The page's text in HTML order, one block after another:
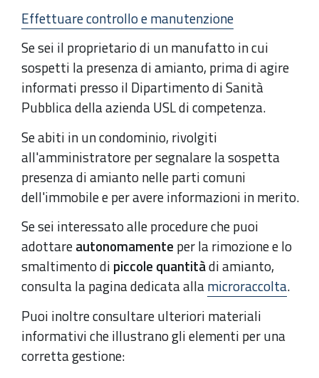
Effettuare controllo e manutenzione
Se sei il proprietario di un manufatto in cui
sospetti la presenza di amianto, prima di agire
informati presso il Dipartimento di Sanità
Pubblica della azienda USL di competenza.
Se abiti in un condominio, rivolgiti
all'amministratore per segnalare la sospetta
presenza di amianto nelle parti comuni
dell'immobile e per avere informazioni in merito.
Se sei interessato alle procedure che puoi
adottareautonomamente per la rimozione e lo
smaltimento di piccole quantitàdi amianto,
consulta la pagina dedicata allamicroraccolta.
Puoi inoltre consultare ulteriori materiali
informativi che illustrano gli elementi per una
corretta gestione: